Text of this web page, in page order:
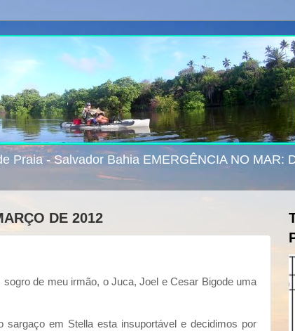
Praia - Salvador Bahia EMERGÊNCIA NO MAR:
DE 2012
de meu irmão, o Juca, Joel e Cesar Bigode uma
sargaço em Stella esta insuportável e decidimos por